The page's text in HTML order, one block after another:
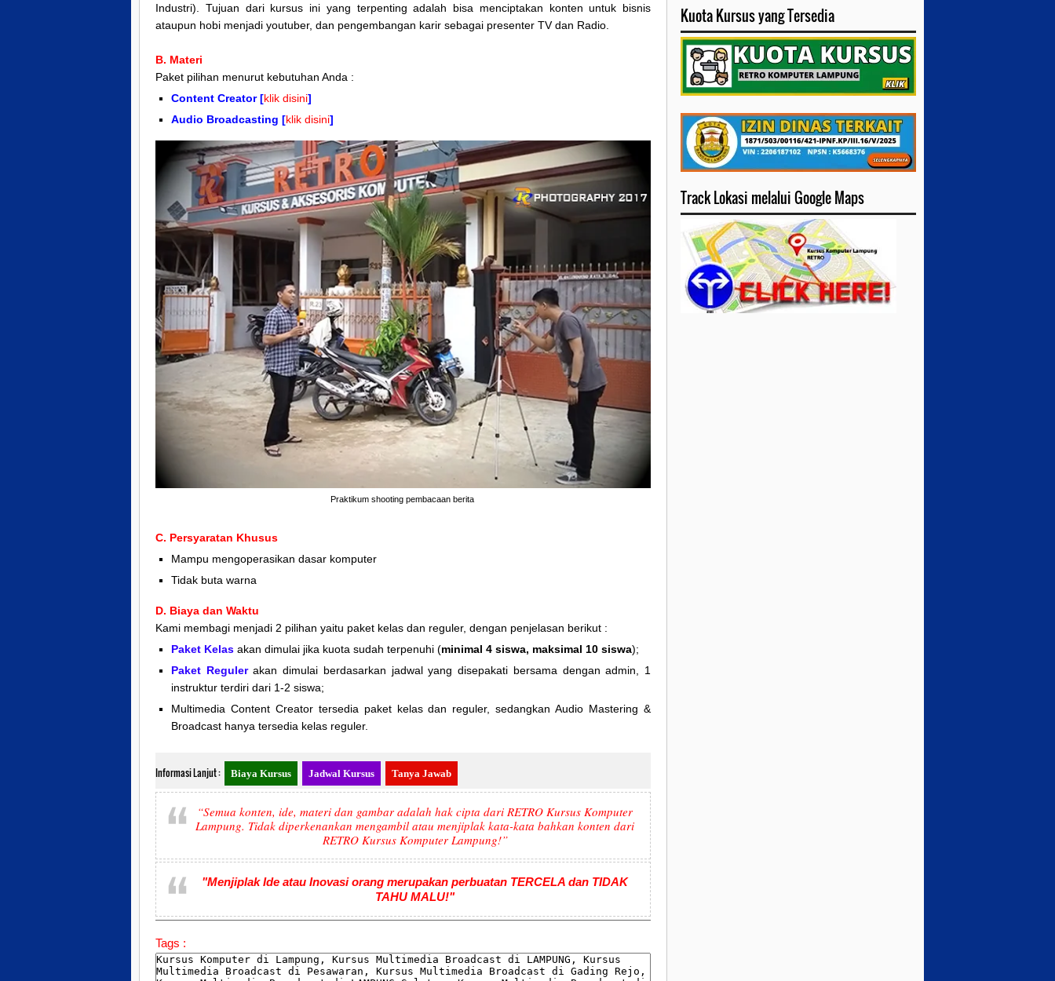
Industri). Tujuan dari kursus ini yang terpenting adalah bisa menciptakan konten untuk bisnis
ataupun hobi menjadi youtuber, dan pengembangan karir sebagai presenter TV dan Radio.
B. Materi
Paket pilihan menurut kebutuhan Anda :
Content Creator [klik disini]
Audio Broadcasting [klik disini]
Praktikum shooting pembacaan berita
C. Persyaratan Khusus
Mampu mengoperasikan dasar komputer
Tidak buta warna
D. Biaya dan Waktu
Kami membagi menjadi 2 pilihan yaitu paket kelas dan reguler, dengan penjelasan berikut :
Paket Kelas akan dimulai jika kuota sudah terpenuhi (minimal 4 siswa, maksimal 10 siswa);
Paket Regulerakan dimulai berdasarkan jadwal yang disepakati bersama dengan admin, 1
instruktur terdiri dari 1-2 siswa;
Multimedia Content Creator tersedia paket kelas dan reguler, sedangkan Audio Mastering &
Broadcast hanya tersedia kelas reguler.
Informasi Lanjut : Biaya Kursus Jadwal Kursus Tanya Jawab
“Semua konten, ide, materi dan gambar adalah hak cipta dari RETRO Kursus Komputer
Lampung. Tidak diperkenankan mengambil atau menjiplak kata-kata bahkan konten dari
RETRO Kursus Komputer Lampung!”
"Menjiplak Ide atau Inovasi orang merupakan perbuatan TERCELA dan TIDAK
TAHU MALU!"
Tags :
Kuota Kursus yang Tersedia
Track Lokasi melalui Google Maps